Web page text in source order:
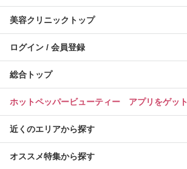
美容クリニックトップ
ログイン / 会員登録
総合トップ
ホットペッパービューティー アプリをゲット
近くのエリアから探す
オススメ特集から探す